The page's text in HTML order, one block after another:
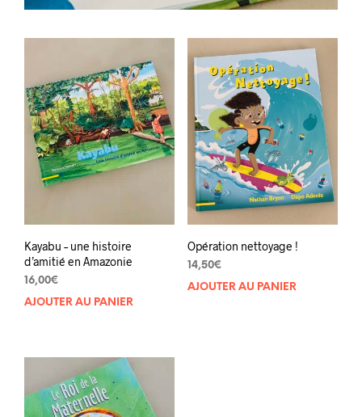
Kayabu – une histoire
d’amitié en Amazonie
16,00€
AJOUTER AU PANIER
Opération nettoyage !
14,50€
AJOUTER AU PANIER